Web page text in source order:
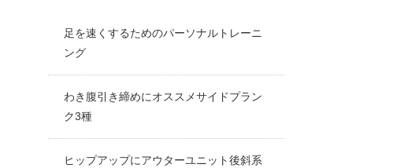
足を速くするためのパーソナルトレーニ
ング
わき腹引き締めにオススメサイドプラン
ク3種
ヒップアップにアウターユニット後斜系